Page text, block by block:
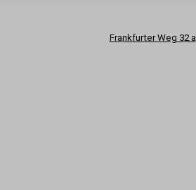
Frankfurter Weg 32 a